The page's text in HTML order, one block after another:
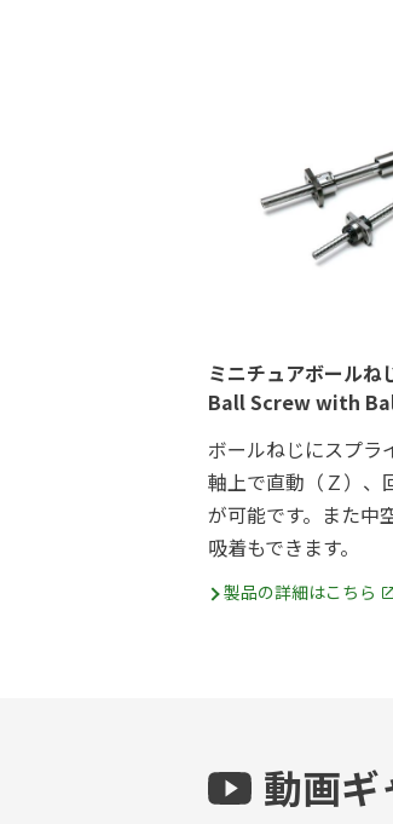
ミニチュアボールね
Ball Screw with
ボールねじにスプラ
軸上で直動（Ｚ）、
が可能です。また中
吸着もできます。
製品の詳細はこちら
動画ギ